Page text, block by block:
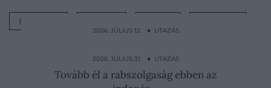
EURÓPA
2026. JÚLIUS 12. ● UTAZÁS
a következő…
2026. JÚLIUS 31. ● UTAZÁS
Tovább él a rabszolgaság ebben az